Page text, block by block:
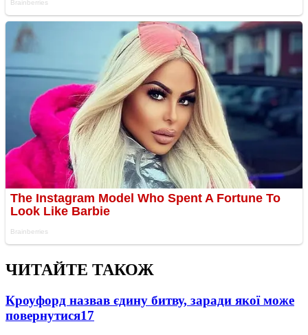
ЧИТАЙТЕ ТАКОЖ
Кроуфорд назвав єдину битву, заради якої може
повернутися17